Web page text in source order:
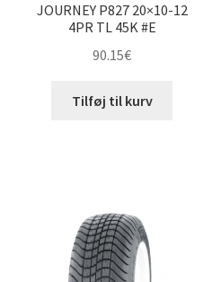
JOURNEY P827 20×10-12
4PR TL 45K #E
90.15€
Tilføj til kurv